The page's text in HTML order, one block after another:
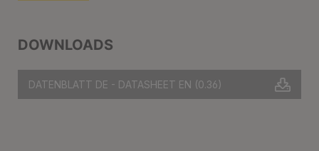
DOWNLOADS
DATENBLATT DE - DATASHEET EN (0.36)